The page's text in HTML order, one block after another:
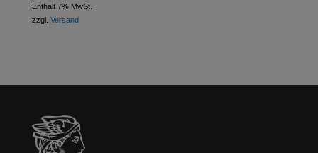
Enthält 7% MwSt.
zzgl. Versand